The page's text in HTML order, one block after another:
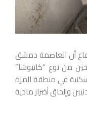
أن العاصمة دمشق
من نوع “كاتيوشا”
في منطقة المزة
وإلحاق أضرار مادية